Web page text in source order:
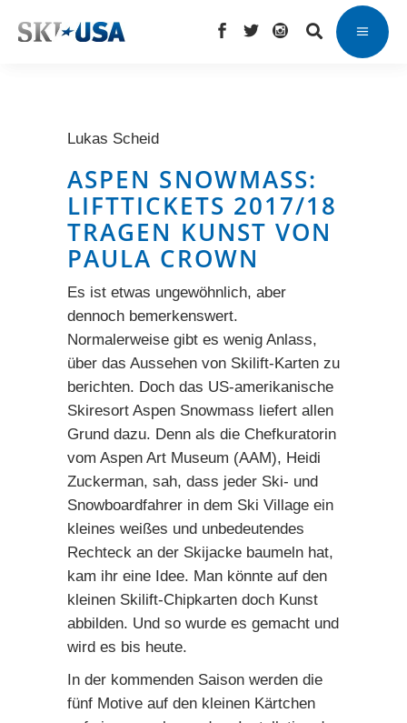
Lukas Scheid
ASPEN SNOWMASS:
LIFTTICKETS 2017/18
TRAGEN KUNST VON
PAULA CROWN
Es ist etwas ungewöhnlich, aber
dennoch bemerkenswert.
Normalerweise gibt es wenig Anlass,
über das Aussehen von Skilift-Karten zu
berichten. Doch das US-amerikanische
Skiresort Aspen Snowmass liefert allen
Grund dazu. Denn als die Chefkuratorin
vom Aspen Art Museum (AAM), Heidi
Zuckerman, sah, dass jeder Ski- und
Snowboardfahrer in dem Ski Village ein
kleines weißes und unbedeutendes
Rechteck an der Skijacke baumeln hat,
kam ihr eine Idee. Man könnte auf den
kleinen Skilift-Chipkarten doch Kunst
abbilden. Und so wurde es gemacht und
wird es bis heute.
In der kommenden Saison werden die
fünf Motive auf den kleinen Kärtchen